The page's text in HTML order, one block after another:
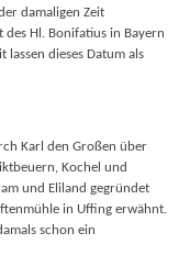
damaligen Zeit
des Hl. Bonifatius in Bayern
lassen dieses Datum als
Karl den Großen über
Kochel und
und Eliland gegründet
in Uffing erwähnt.
schon ein